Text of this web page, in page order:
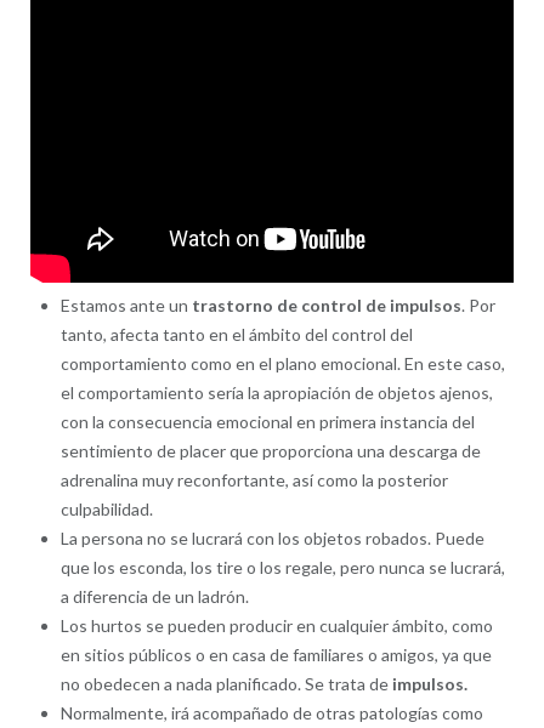
Estamos ante un trastorno de control de impulsos. Por
tanto, afecta tanto en el ámbito del control del
comportamiento como en el plano emocional. En este caso,
el comportamiento sería la apropiación de objetos ajenos,
con la consecuencia emocional en primera instancia del
sentimiento de placer que proporciona una descarga de
adrenalina muy reconfortante, así como la posterior
culpabilidad.
La persona no se lucrará con los objetos robados. Puede
que los esconda, los tire o los regale, pero nunca se lucrará,
a diferencia de un ladrón.
Los hurtos se pueden producir en cualquier ámbito, como
en sitios públicos o en casa de familiares o amigos, ya que
no obedecen a nada planificado. Se trata de impulsos.
Normalmente, irá acompañado de otras patologías como